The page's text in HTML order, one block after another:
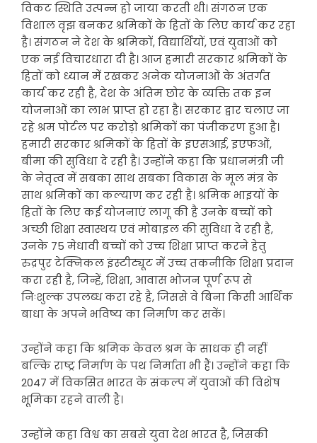
विकट स्थिति उत्पन्न हो जाया करती थी। संगठन एक
विशाल वृझ बनकर श्रमिकों के हितों के लिए कार्य कर रहा
है। संगठन ने देश के श्रमिकों, विद्यार्थियों, एवं युवाओं को
एक नई विचारधारा दी है। आज हमारी सरकार श्रमिकों के
हितों को ध्यान में रखकर अनेक योजनाओं के अंतर्गत
कार्य कर रही है, देश के अंतिम छोर के व्यक्ति तक इन
योजनाओं का लाभ प्राप्त हो रहा है। सरकार द्वार चलाए जा
रहे श्रम पोर्टल पर करोड़ो श्रमिकों का पंजीकरण हुआ है।
हमारी सरकार श्रमिकों के हितों के इएसआई, इएफओं,
बीमा की सुविधा दे रही है। उन्होंने कहा कि प्रधानमंत्री जी
के नेतृत्व में सबका साथ सबका विकास के मूल मंत्र के
साथ श्रमिकों का कल्याण कर रही है। श्रमिक भाइयों के
हितों के लिए कई योजनाएं लागू की है उनके बच्चों को
अच्छी शिक्षा स्वास्थय एवं मोबाइल की सुविधा दे रही है,
उनके 75 मेधावी बच्चों को उच्च शिक्षा प्राप्त करने हेतु
रुद्रपुर टेक्निकल इंस्टीट्यूट में उच्च तकनीकि शिक्षा प्रदान
करा रही है, जिन्हें, शिक्षा, आवास भोजन पूर्ण रूप से
निःशुल्क उपलब्ध करा रहे है, जिससे वे बिना किसी आर्थिक
बाधा के अपने भविष्य का निर्माण कर सकें।
उन्होंने कहा कि श्रमिक केवल श्रम के साधक ही नहीं
बल्कि राष्ट्र निर्माण के पथ निर्माता भी हैं। उन्होंने कहा कि
2047 में विकसित भारत के संकल्प में युवाओं की विशेष
भूमिका रहने वाली है।
उन्होंने कहा विश्व का सबसे युवा देश भारत है, जिसकी